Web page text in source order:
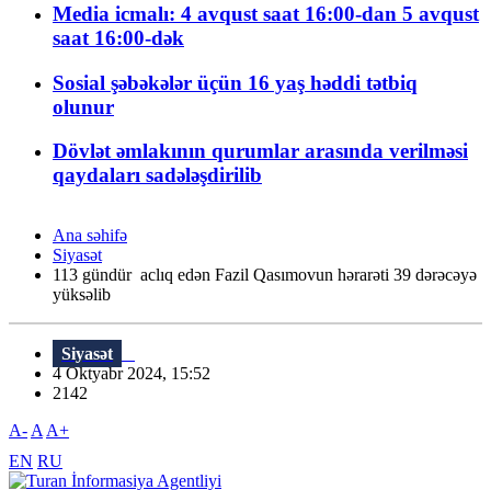
Media icmalı: 4 avqust saat 16:00-dan 5 avqust
saat 16:00-dək
Sosial şəbəkələr üçün 16 yaş həddi tətbiq
olunur
Dövlət əmlakının qurumlar arasında verilməsi
qaydaları sadələşdirilib
Ana səhifə
Siyasət
113 gündür aclıq edən Fazil Qasımovun hərarəti 39 dərəcəyə
yüksəlib
Siyasət
4 Oktyabr 2024, 15:52
2142
A- A A+
EN RU